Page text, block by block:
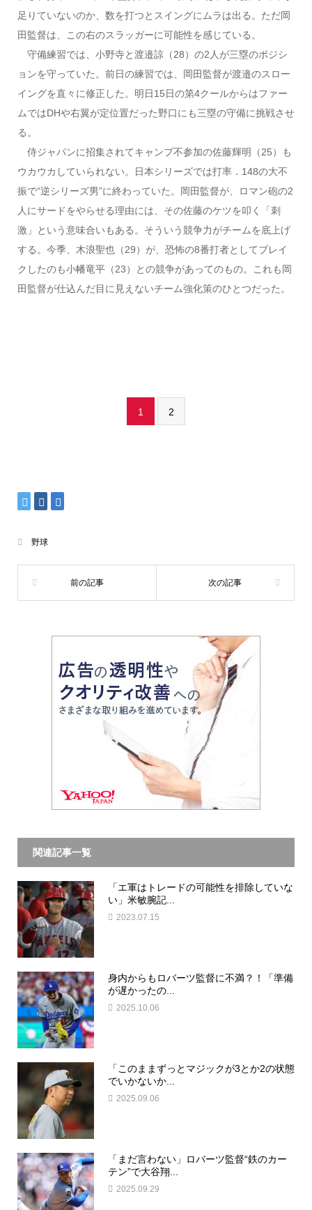
足りていないのか、数を打つとスイングにムラは出る。ただ岡
田監督は、この右のスラッガーに可能性を感じている。
守備練習では、小野寺と渡邉諒（28）の2人が三塁のポジシ
ョンを守っていた。前日の練習では、岡田監督が渡邉のスロー
イングを直々に修正した。明日15日の第4クールからはファー
ムではDHや右翼が定位置だった野口にも三塁の守備に挑戦させ
る。
侍ジャパンに招集されてキャンプ不参加の佐藤輝明（25）も
ウカウカしていられない。日本シリーズでは打率．148の大不
振で“逆シリーズ男”に終わっていた。岡田監督が、ロマン砲の2
人にサードをやらせる理由には、その佐藤のケツを叩く「刺
激」という意味合いもある。そういう競争力がチームを底上げ
する。今季、木浪聖也（29）が、恐怖の8番打者としてブレイ
クしたのも小幡竜平（23）との競争があってのもの。これも岡
田監督が仕込んだ目に見えないチーム強化策のひとつだった。
1 2
野球
関連記事一覧
「エ軍はトレードの可能性を排除していな
い」米敏腕記...
2023.07.15
身内からもロバーツ監督に不満？！「準備
が遅かったの...
2025.10.06
「このままずっとマジックが3とか2の状態
でいかないか...
2025.09.06
「まだ言わない」ロバーツ監督“鉄のカー
テン”で大谷翔...
2025.09.29